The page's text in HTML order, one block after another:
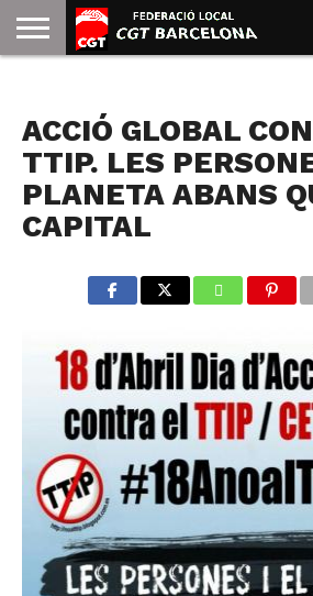
GOLDMAN
ACCIÓ GLOBAL
TTIP. LES
PLANETA ABANS
CAPITAL